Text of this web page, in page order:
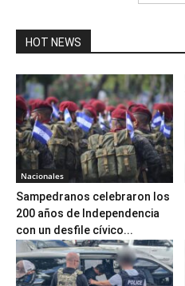
HOT NEWS
Nacionales
Sampedranos celebraron los
200 años de Independencia
con un desfile cívico...